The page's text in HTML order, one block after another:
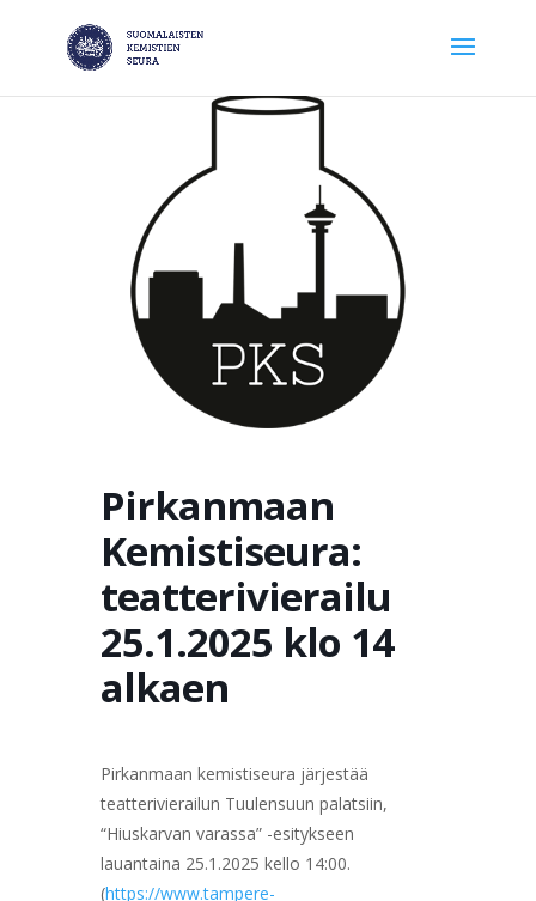
Pirkanmaan
Kemistiseura:
teatterivierailu
25.1.2025 klo 14
alkaen
Pirkanmaan kemistiseura järjestää
teatterivierailun Tuulensuun palatsiin,
“Hiuskarvan varassa” -esitykseen
lauantaina 25.1.2025 kello 14:00.
(https://www.tampere-